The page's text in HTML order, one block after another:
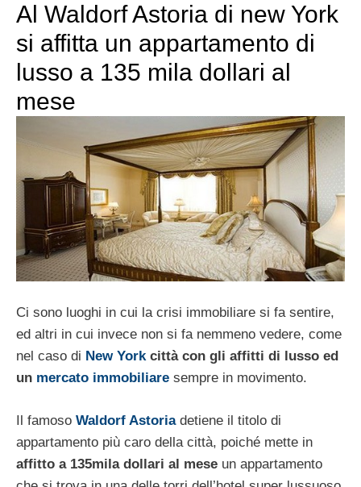
Al Waldorf Astoria di new York
si affitta un appartamento di
lusso a 135 mila dollari al
mese
Ci sono luoghi in cui la crisi immobiliare si fa sentire,
ed altri in cui invece non si fa nemmeno vedere, come
nel caso di New Yorkcittà con gli affitti di lusso ed
un mercato immobiliare sempre in movimento.
Il famoso Waldorf Astoriadetiene il titolo di
appartamento più caro della città, poiché mette in
affitto a 135mila dollari al mese un appartamento